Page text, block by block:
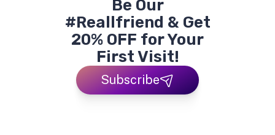
Be Our
#Reallfriend & Get
20% OFF for Your
First Visit!
Subscribe